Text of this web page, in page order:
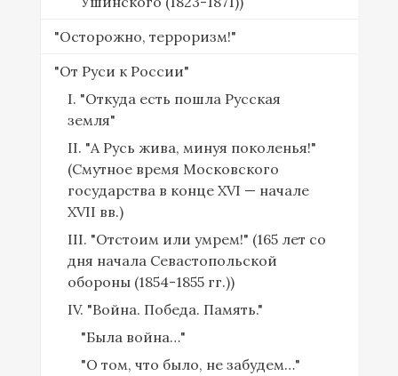
"Осторожно, терроризм!"
"От Руси к России"
I. "Откуда есть пошла Русская
земля"
II. "А Русь жива, минуя поколенья!"
(Смутное время Московского
государства в конце XVI — начале
XVII вв.)
III. "Отстоим или умрем!" (165 лет со
дня начала Севастопольской
обороны (1854-1855 гг.))
IV. "Война. Победа. Память."
"Была война…"
"О том, что было, не забудем…"